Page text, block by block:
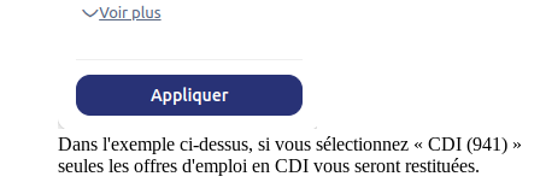
Dans l'exemple ci-dessus, si vous sélectionnez « CDI (941) »
seules les offres d'emploi en CDI vous seront restituées.